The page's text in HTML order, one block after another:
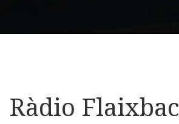
Ràdio Flaixbac